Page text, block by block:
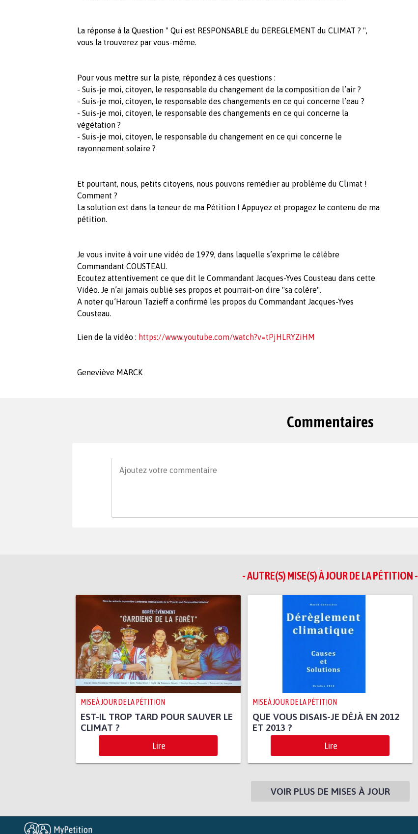
La réponse à la Question " Qui est RESPONSABLE du DEREGLEMENT du CLIMAT ? ",
vous la trouverez par vous-même.
Pour vous mettre sur la piste, répondez à ces questions :
- Suis-je moi, citoyen, le responsable du changement de la composition de l’air ?
- Suis-je moi, citoyen, le responsable des changements en ce qui concerne l’eau ?
- Suis-je moi, citoyen, le responsable des changements en ce qui concerne la
végétation ?
- Suis-je moi, citoyen, le responsable du changement en ce qui concerne le
rayonnement solaire ?
Et pourtant, nous, petits citoyens, nous pouvons remédier au problème du Climat !
Comment ?
La solution est dans la teneur de ma Pétition ! Appuyez et propagez le contenu de ma
pétition.
Je vous invite à voir une vidéo de 1979, dans laquelle s’exprime le célèbre
Commandant COUSTEAU.
Ecoutez attentivement ce que dit le Commandant Jacques-Yves Cousteau dans cette
Vidéo. Je n’ai jamais oublié ses propos et pourrait-on dire "sa colère".
A noter qu’Haroun Tazieff a confirmé les propos du Commandant Jacques-Yves
Cousteau.
Lien de la vidéo : https://www.youtube.com/watch?v=tPjHLRYZiHM
Geneviève MARCK
Commentaires
- AUTRE(S) MISE(S) À JOUR DE LA PÉTITION -
MISE À JOUR DE LA PÉTITION
EST-IL TROP TARD POUR SAUVER LE
CLIMAT ?
Lire
MISE À JOUR DE LA PÉTITION
QUE VOUS DISAIS-JE DÉJÀ EN 2012
ET 2013 ?
Lire
VOIR PLUS DE MISES À JOUR